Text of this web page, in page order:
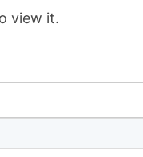
view it.